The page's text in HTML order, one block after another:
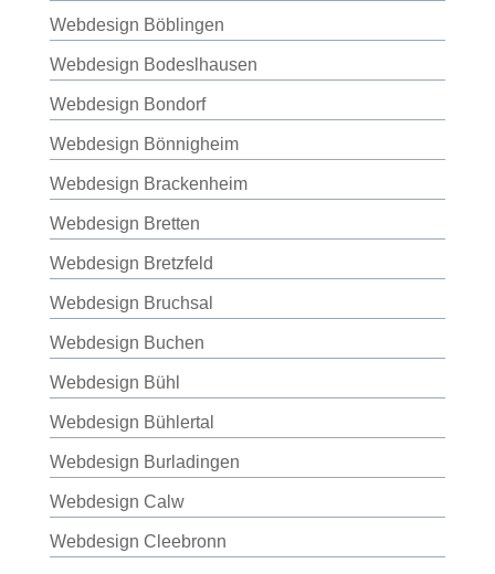
Webdesign Böblingen
Webdesign Bodeslhausen
Webdesign Bondorf
Webdesign Bönnigheim
Webdesign Brackenheim
Webdesign Bretten
Webdesign Bretzfeld
Webdesign Bruchsal
Webdesign Buchen
Webdesign Bühl
Webdesign Bühlertal
Webdesign Burladingen
Webdesign Calw
Webdesign Cleebronn